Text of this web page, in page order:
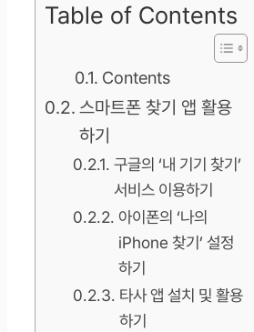
Table of Contents
Contents
스마트폰 찾기 앱 활용
하기
구글의 ‘내 기기 찾기’
서비스 이용하기
아이폰의 ‘나의
iPhone 찾기’ 설정
하기
타사 앱 설치 및 활용
하기